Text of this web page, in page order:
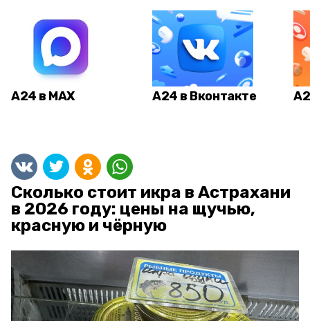
А24 в MAX А24 в Вконтакте
Сколько стоит икра в Астрахани
в 2026 году: цены на щучью,
красную и чёрную